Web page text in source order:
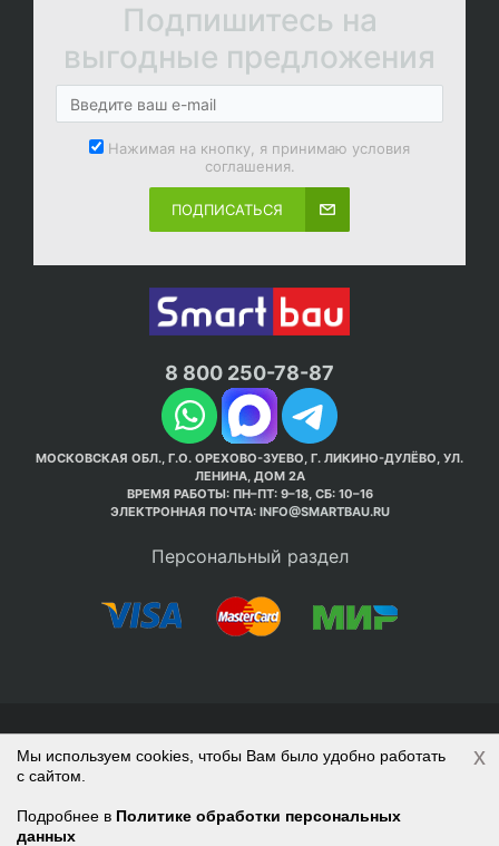
Подпишитесь на
выгодные предложения
Нажимая на кнопку, я принимаю условия
соглашения.
ПОДПИСАТЬСЯ
8 800 250-78-87
МОСКОВСКАЯ ОБЛ., Г.О. ОРЕХОВО-ЗУЕВО, Г. ЛИКИНО-ДУЛЁВО, УЛ.
ЛЕНИНА, ДОМ 2А
ВРЕМЯ РАБОТЫ: ПН–ПТ: 9–18, СБ: 10–16
ЭЛЕКТРОННАЯ ПОЧТА: INFO@SMARTBAU.RU
Персональный раздел
© Интернет-магазин Smart Bau ’2003-2026. Стройте
правильно с 1-го раза.
Политика обработки персональных данных
Наверх
Войти
Регистрация
Корзина
Мы используем cookies, чтобы Вам было удобно работать
с сайтом.
Подробнее в Политике обработки персональных
данных
x